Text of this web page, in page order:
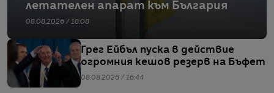
летателен апарат към България
08.08.2026 / 18:08
Грег Ейбъл пуска в действие
огромния кешов резерв на Бъфет
08.08.2026 / 16:44